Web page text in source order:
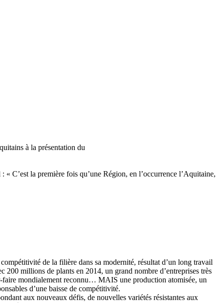
à la présentation du
C’est la première fois qu’une Région, en l’occurrence l’Aquitaine,
de la filière dans sa modernité, résultat d’un long travail
millions de plants en 2014, un grand nombre d’entreprises très
mondialement reconnu… MAIS une production atomisée, un
d’une baisse de compétitivité.
aux nouveaux défis, de nouvelles variétés résistantes aux